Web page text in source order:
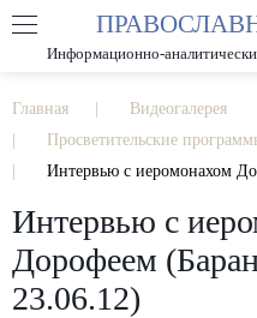
РАЗМЕР
Информационно-
Главная
Видеогалерея
Просветительские
Интервью с иеромонахом
Интервью с
Дорофеем
23.06.12)